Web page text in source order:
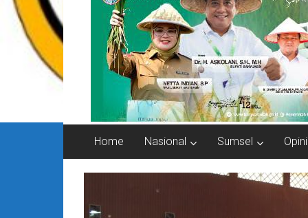
Home Nasional Sumsel Opini